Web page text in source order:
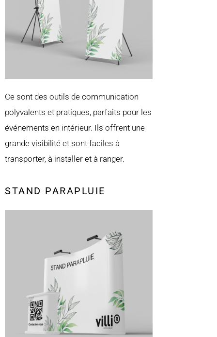
Ce sont des outils de communication
polyvalents et pratiques, parfaits pour les
événements en intérieur. Ils offrent une
grande visibilité et sont faciles à
transporter, à installer et à ranger.
STAND PARAPLUIE